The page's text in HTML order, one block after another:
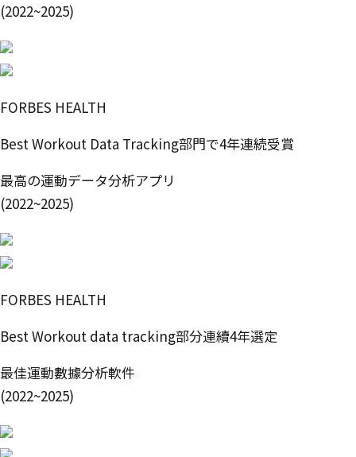
(2022~2025)
FORBES HEALTH
Best Workout Data Tracking部門で4年連続受賞
最高の運動データ分析アプリ
(2022~2025)
FORBES HEALTH
Best Workout data tracking部分連續4年選定
最佳運動數據分析軟件
(2022~2025)